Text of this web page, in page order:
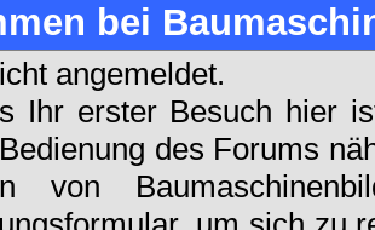
bei
angemeldet.
Ihr erster Besuch hier
des Forums
von